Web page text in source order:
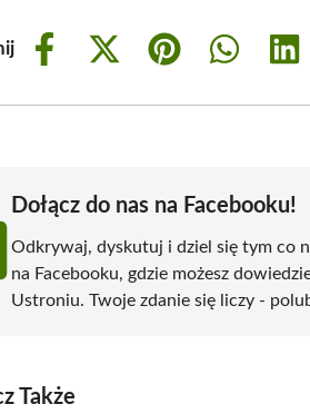
Share
Share
(Twitter)
Share
Share
Dołącz do nas na Facebooku!
Odkrywaj, dyskutuj i dziel się tym co
na Facebooku, gdzie możesz
Ustroniu. Twoje zdanie się liczy -
Także